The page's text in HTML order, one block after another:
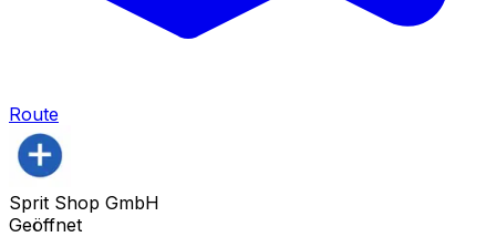
Route
Sprit Shop GmbH
Geöffnet